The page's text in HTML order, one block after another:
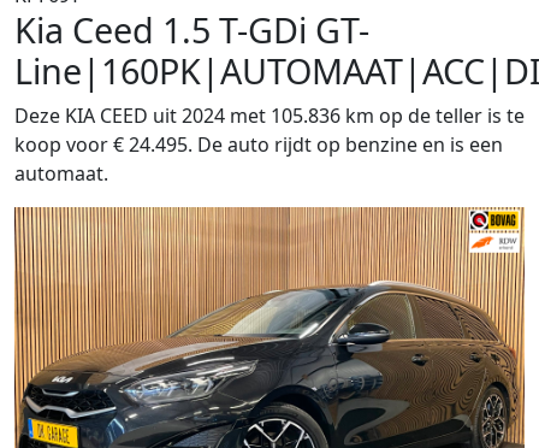
Kia Ceed 1.5 T-GDi GT-
Deze KIA CEED uit 2024 met 105.836 km op de teller is te
koop voor € 24.495. De auto rijdt op benzine en is een
automaat.